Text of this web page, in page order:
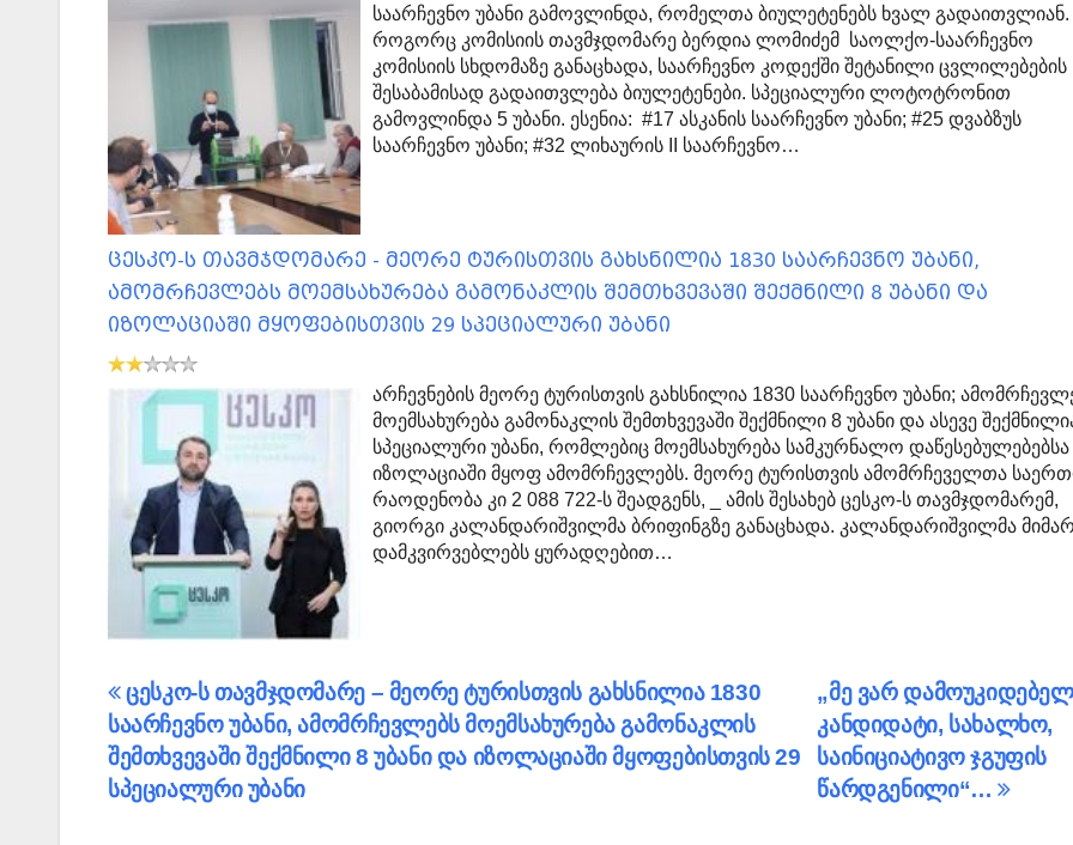
საარჩევნო უბანი გამოვლინდა, რომელთა ბიულეტენებს ხვალ გადაითვლიან.
როგორც კომისიის თავმჯდომარე ბერდია ლომიძემ საოლქო-საარჩევნო
კომისიის სხდომაზე განაცხადა, საარჩევნო კოდექში შეტანილი ცვლილებების
შესაბამისად გადაითვლება ბიულეტენები. სპეციალური ლოტოტრონით
გამოვლინდა 5 უბანი. ესენია: #17 ასკანის საარჩევნო უბანი; #25 დვაბზუს
საარჩევნო უბანი; #32 ლიხაურის II საარჩევნო…
ცესკო-ს თავმჯდომარე - მეორე ტურისთვის გახსნილია 1830 საარჩევნო უბანი,
ამომრჩევლებს მოემსახურება გამონაკლის შემთხვევაში შექმნილი 8 უბანი და
იზოლაციაში მყოფებისთვის 29 სპეციალური უბანი
არჩევნების მეორე ტურისთვის გახსნილია 1830 საარჩევნო უბანი;
მოემსახურება გამონაკლის შემთხვევაში შექმნილი 8 უბანი და ასევე
სპეციალური უბანი, რომლებიც მოემსახურება სამკურნალო
იზოლაციაში მყოფ ამომრჩევლებს. მეორე ტურისთვის ამომრჩეველთა
რაოდენობა კი 2 088 722-ს შეადგენს, _ ამის შესახებ ცესკო-ს თავმჯდომარემ,
გიორგი კალანდარიშვილმა ბრიფინგზე განაცხადა. კალანდარიშვილმა
დამკვირვებლებს ყურადღებით…
პოსტის
ნავიგაცია
„მე ვარ
კანდიდატი, სახალხო,
საინიციატივო ჯგუფის
წარდგენილი“…
ცესკო-ს თავმჯდომარე – მეორე ტურისთვის გახსნილია 1830
საარჩევნო უბანი, ამომრჩევლებს მოემსახურება გამონაკლის
შემთხვევაში შექმნილი 8 უბანი და იზოლაციაში მყოფებისთვის 29
სპეციალური უბანი